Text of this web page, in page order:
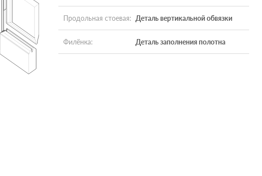
Продольная стоевая: Деталь вертикальной обвязки
Филёнка: Деталь заполнения полотна